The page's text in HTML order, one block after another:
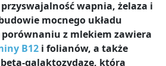
wapnia, żelaza i
mocnego układu
z mlekiem zawiera
B12 i folianów, a także
galaktozydazę, która